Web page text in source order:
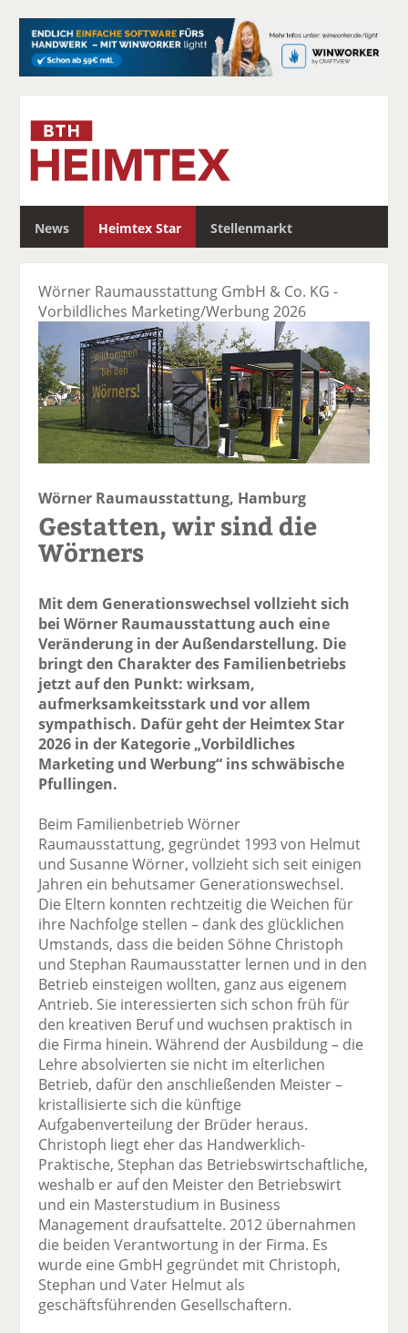
News Heimtex Star Stellenmarkt
c
Wörner Raumausstattung GmbH & Co. KG -
Vorbildliches Marketing/Werbung 2026
Wörner Raumausstattung, Hamburg
Gestatten, wir sind die
Wörners
Mit dem Generationswechsel vollzieht sich
bei Wörner Raumausstattung auch eine
Veränderung in der Außendarstellung. Die
bringt den Charakter des Familienbetriebs
jetzt auf den Punkt: wirksam,
aufmerksamkeitsstark und vor allem
sympathisch. Dafür geht der Heimtex Star
2026 in der Kategorie „Vorbildliches
Marketing und Werbung“ ins schwäbische
Pfullingen.
Beim Familienbetrieb Wörner
Raumausstattung, gegründet 1993 von Helmut
und Susanne Wörner, vollzieht sich seit einigen
Jahren ein behutsamer Generationswechsel.
Die Eltern konnten rechtzeitig die Weichen für
ihre Nachfolge stellen – dank des glücklichen
Umstands, dass die beiden Söhne Christoph
und Stephan Raumausstatter lernen und in den
Betrieb einsteigen wollten, ganz aus eigenem
Antrieb. Sie interessierten sich schon früh für
den kreativen Beruf und wuchsen praktisch in
die Firma hinein. Während der Ausbildung – die
Lehre absolvierten sie nicht im elterlichen
Betrieb, dafür den anschließenden Meister –
kristallisierte sich die künftige
Aufgabenverteilung der Brüder heraus.
Christoph liegt eher das Handwerklich-
Praktische, Stephan das Betriebswirtschaftliche,
weshalb er auf den Meister den Betriebswirt
und ein Masterstudium in Business
Management draufsattelte. 2012 übernahmen
die beiden Verantwortung in der Firma. Es
wurde eine GmbH gegründet mit Christoph,
Stephan und Vater Helmut als
geschäftsführenden Gesellschaftern.